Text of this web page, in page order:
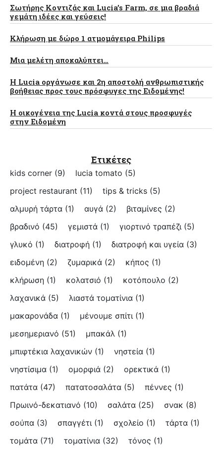
Σωτήρης Κοντιζάς και Lucia’s Farm, σε μια βραδιά
γεμάτη ιδέες και γεύσεις!
Κλήρωση με δώρο 1 ατμομάγειρα Philips
Μια μελέτη αποκαλύπτει…
Η Lucia οργάνωσε και 2η αποστολή ανθρωπιστικής
βοήθειας προς τους πρόσφυγες της Ειδομένης!
Η οικογένεια της Lucia κοντά στους προσφυγές
στην Ειδομένη
Ετικέτες
kids corner (9) lucia tomato (5)
project restaurant (11) tips & tricks (5)
αλμυρή τάρτα (1) αυγά (2) βιταμίνες (2)
βραδινό (45) γεμιστά (1) γιορτινό τραπέζι (5)
γλυκό (1) διατροφή (1) διατροφή και υγεία (3)
ειδομένη (2) ζυμαρικά (2) κήπος (1)
κλήρωση (1) κολατσιό (1) κοτόπουλο (2)
λαχανικά (5) λιαστά τοματίνια (1)
μακαρονάδα (1) μένουμε σπίτι (1)
μεσημεριανό (51) μπακάλ (1)
μπιφτέκια λαχανικών (1) νηστεία (1)
νηστίσιμα (1) ομορφιά (2) ορεκτικά (1)
πατάτα (47) πατατοσαλάτα (5) πέννες (1)
Πρωινό-δεκατιανό (10) σαλάτα (25) σνακ (8)
σούπα (3) σπαγγέτι (1) σχολείο (1) τάρτα (1)
τομάτα (71) τοματίνια (32) τόνος (1)